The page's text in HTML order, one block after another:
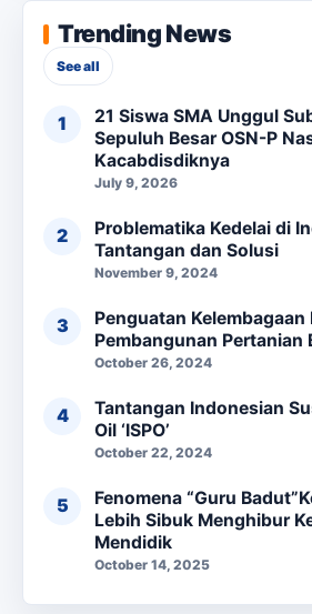
Trending News
See all
21 Siswa SMA Unggul
Sepuluh Besar OSN-P
Kacabdisdiknya
July 9, 2026
Problematika Kedelai di
Tantangan dan Solusi
November 9, 2024
Penguatan Kelembagaan
Pembangunan Pertanian
October 26, 2024
Tantangan Indonesian
Oil ‘ISPO’
October 22, 2024
Fenomena “Guru
Lebih Sibuk Menghibur
Mendidik
October 14, 2025